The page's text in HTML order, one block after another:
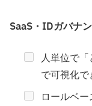
SaaS・IDガバナ
人単位で
で可視化で
ロールベ